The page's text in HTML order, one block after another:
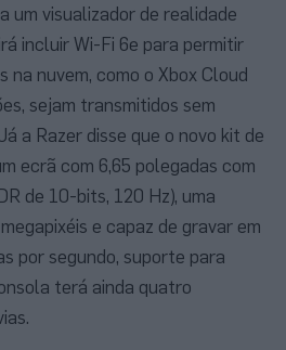
um visualizador de realidade
incluir Wi-Fi 6e para permitir
na nuvem, como o Xbox Cloud
sejam transmitidos sem
a Razer disse que o novo kit de
ecrã com 6,65 polegadas com
de 10-bits, 120 Hz), uma
e capaz de gravar em
por segundo, suporte para
terá ainda quatro